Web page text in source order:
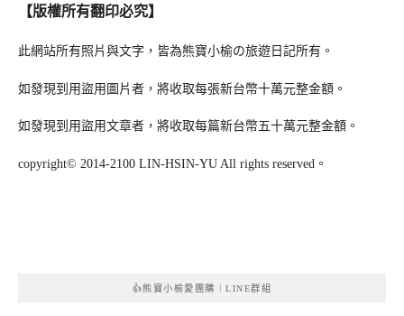
【版權所有翻印必究】
此網站所有照片與文字，皆為熊寶小榆の旅遊日記所有。
如發現到用盜用圖片者，將收取每張新台幣十萬元整金額。
如發現到用盜用文章者，將收取每篇新台幣五十萬元整金額。
copyright© 2014-2100 LIN-HSIN-YU All rights reserved。
👍熊寶小榆愛團購｜LINE群組